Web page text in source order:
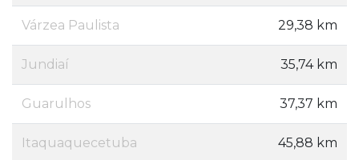
Várzea Paulista 29,38 km
Jundiaí 35,74 km
Guarulhos 37,37 km
Itaquaquecetuba 45,88 km